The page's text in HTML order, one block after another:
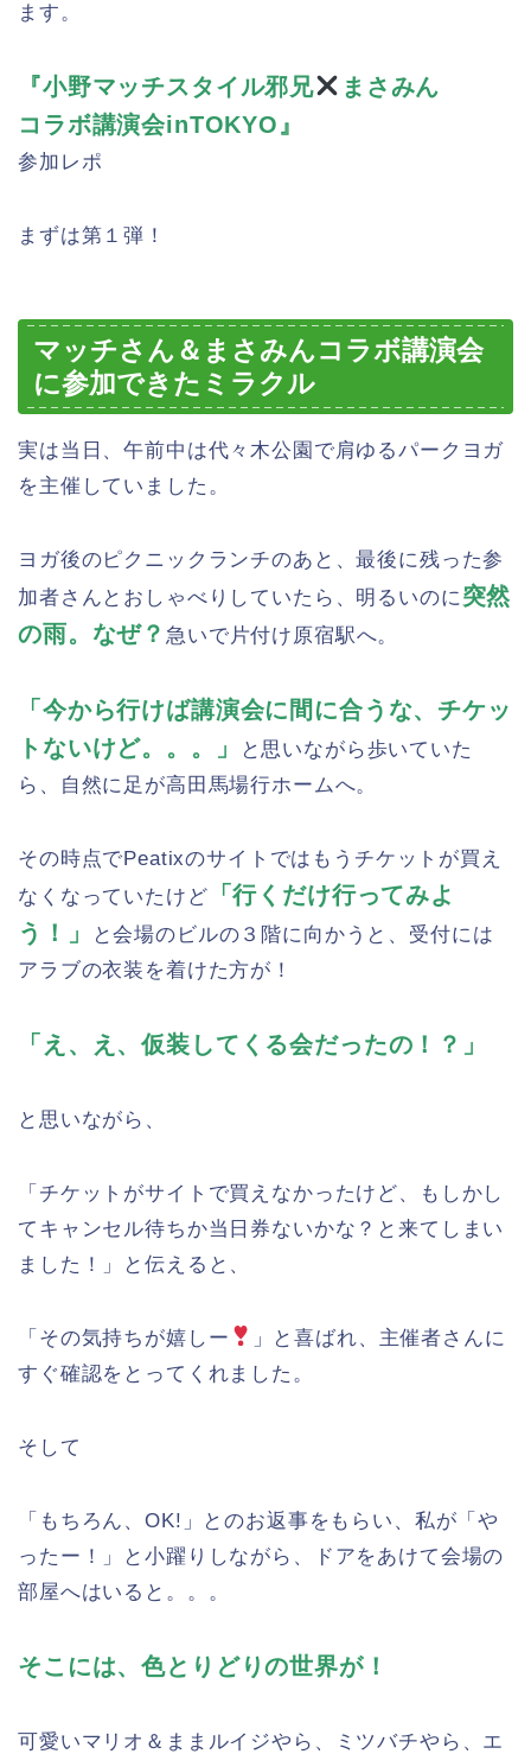
ます。
『小野マッチスタイル邪兄
まさみん
コラボ講演会inTOKYO』
参加レポ
まずは第１弾！
マッチさん＆まさみんコラボ講演会
に参加できたミラクル
実は当日、午前中は代々木公園で肩ゆるパークヨガ
を主催していました。
ヨガ後のピクニックランチのあと、最後に残った参
加者さんとおしゃべりしていたら、明るいのに 突然
の雨。なぜ？ 急いで片付け原宿駅へ。
「今から行けば講演会に間に合うな、チケッ
トないけど。。。」
と思いながら歩いていた
ら、自然に足が高田馬場行ホームへ。
その時点でPeatixのサイトではもうチケットが買え
なくなっていたけど
「行くだけ行ってみよ
う！」
と会場のビルの３階に向かうと、受付には
アラブの衣装を着けた方が！
「え、え、仮装してくる会だったの！？」
と思いながら、
「チケットがサイトで買えなかったけど、もしかし
てキャンセル待ちか当日券ないかな？と来てしまい
ました！」と伝えると、
「その気持ちが嬉しー
」と喜ばれ、主催者さんに
すぐ確認をとってくれました。
そして
「もちろん、OK!」とのお返事をもらい、私が「や
ったー！」と小躍りしながら、ドアをあけて会場の
部屋へはいると。。。
そこには、色とりどりの世界が！
可愛いマリオ＆ままルイジやら、ミツバチやら、エ